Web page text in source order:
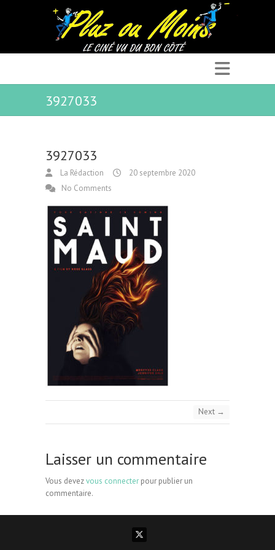
3927033
3927033
La Rédaction
20 septembre 2020
No Comments
Next →
Laisser un commentaire
Vous devezvous connecter pour publier un
commentaire.